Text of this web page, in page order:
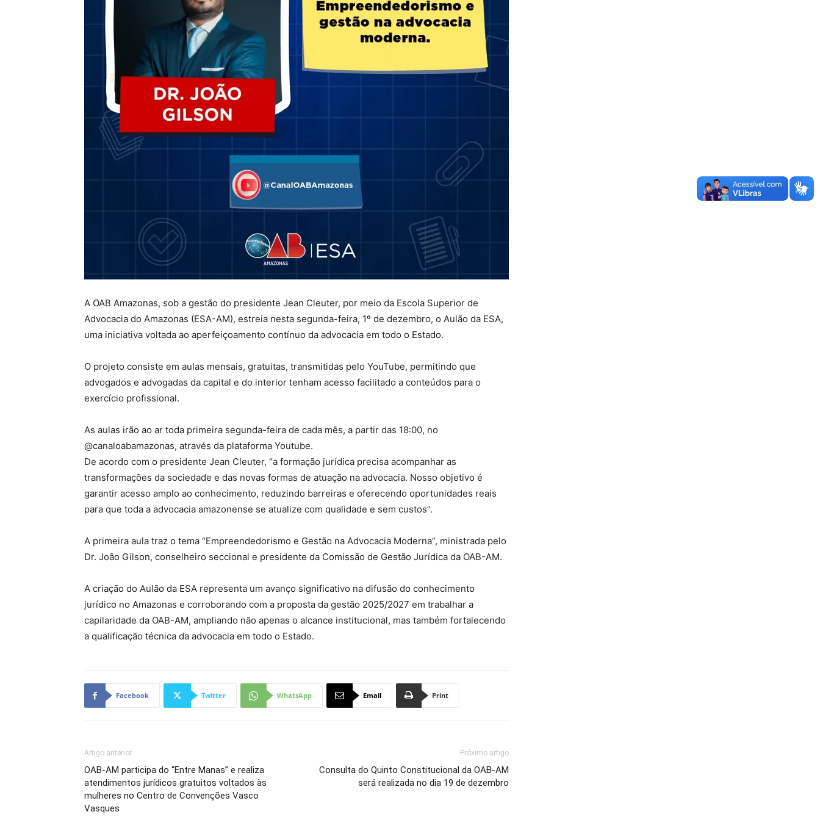
A OAB Amazonas, sob a gestão do presidente Jean Cleuter, por meio da Escola Superior de
Advocacia do Amazonas (ESA-AM), estreia nesta segunda-feira, 1º de dezembro, o Aulão da ESA,
uma iniciativa voltada ao aperfeiçoamento contínuo da advocacia em todo o Estado.
O projeto consiste em aulas mensais, gratuitas, transmitidas pelo YouTube, permitindo que
advogados e advogadas da capital e do interior tenham acesso facilitado a conteúdos para o
exercício profissional.
As aulas irão ao ar toda primeira segunda-feira de cada mês, a partir das 18:00, no
@canaloabamazonas, através da plataforma Youtube.
De acordo com o presidente Jean Cleuter, “a formação jurídica precisa acompanhar as
transformações da sociedade e das novas formas de atuação na advocacia. Nosso objetivo é
garantir acesso amplo ao conhecimento, reduzindo barreiras e oferecendo oportunidades reais
para que toda a advocacia amazonense se atualize com qualidade e sem custos”.
A primeira aula traz o tema “Empreendedorismo e Gestão na Advocacia Moderna”, ministrada pelo
Dr. João Gilson, conselheiro seccional e presidente da Comissão de Gestão Jurídica da OAB-AM.
A criação do Aulão da ESA representa um avanço significativo na difusão do conhecimento
jurídico no Amazonas e corroborando com a proposta da gestão 2025/2027 em trabalhar a
capilaridade da OAB-AM, ampliando não apenas o alcance institucional, mas também fortalecendo
a qualificação técnica da advocacia em todo o Estado.
Facebook Twitter WhatsApp Email Print
Artigo anterior
OAB-AM participa do “Entre Manas” e realiza
atendimentos jurídicos gratuitos voltados às
mulheres no Centro de Convenções Vasco
Vasques
Próximo artigo
Consulta do Quinto Constitucional da OAB-AM
será realizada no dia 19 de dezembro